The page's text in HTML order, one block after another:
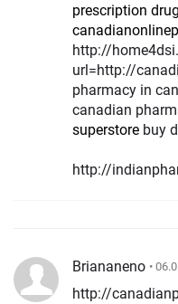
prescription
http://
url=http://
pharmacy in
canadian
superstore buy
http://
Briananeno •
http://